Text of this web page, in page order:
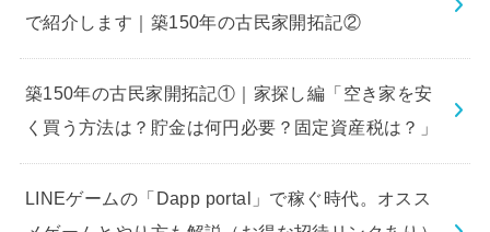
で紹介します｜築150年の古民家開拓記②
築150年の古民家開拓記①｜家探し編「空き家を安
く買う方法は？貯金は何円必要？固定資産税は？」
LINEゲームの「Dapp portal」で稼ぐ時代。オスス